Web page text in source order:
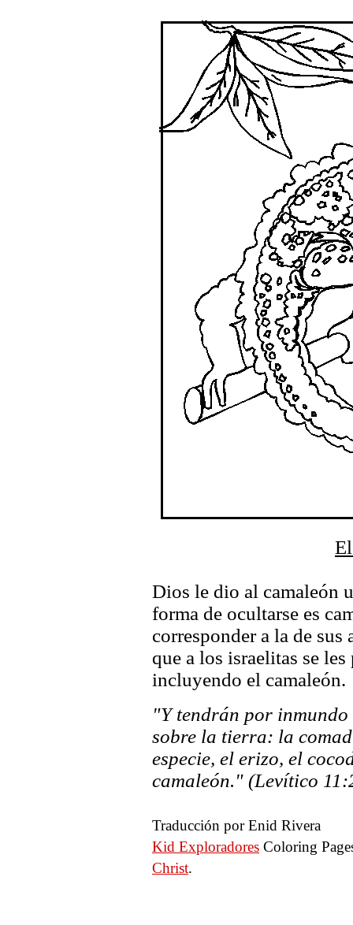
Dios le dio al camaleón
forma de ocultarse es
corresponder a la de
que a los israelitas se
incluyendo el camaleón.
"Y tendrán por inmundo
sobre la tierra: la
especie, el erizo, el
camaleón." (Levítico
Traducción por Enid Rivera
Kid Exploradores Coloring
Christ.